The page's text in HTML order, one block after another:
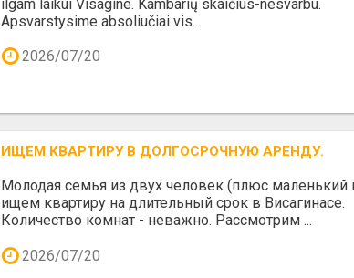
ilgam laikui Visagine. Kambarių skaičius-nesvarbu.
Apsvarstysime absoliučiai vis...
2026/07/20
ИЩЕМ КВАРТИРУ В ДОЛГОСРОЧНУЮ АРЕНДУ.
Молодая семья из двух человек (плюс маленький
ищем квартиру на длительный срок в Висагинасе.
Количество комнат - неважно. Рассмотрим ...
2026/07/20